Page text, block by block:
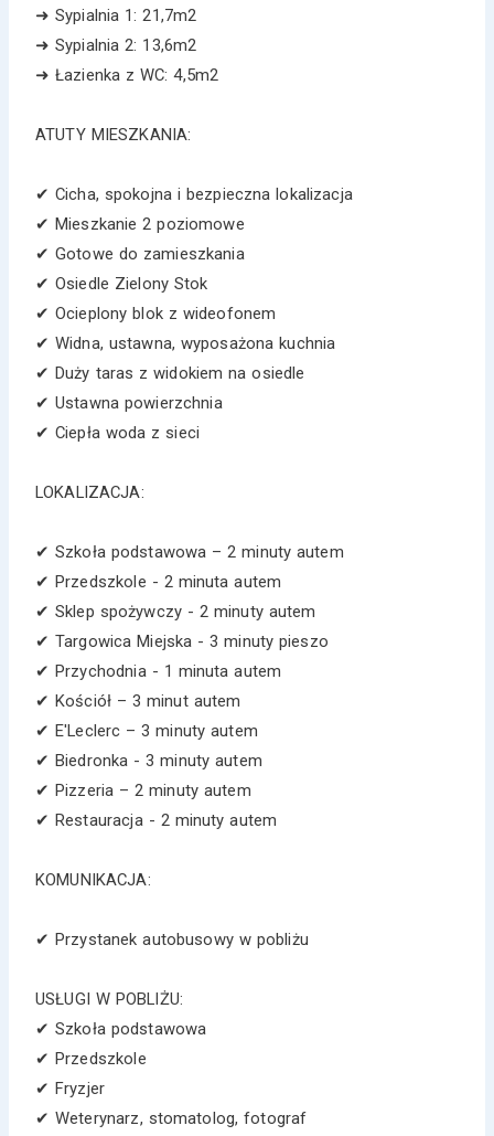
➜ Sypialnia 1: 21,7m2
➜ Sypialnia 2: 13,6m2
➜ Łazienka z WC: 4,5m2
ATUTY MIESZKANIA:
✔ Cicha, spokojna i bezpieczna lokalizacja
✔ Mieszkanie 2 poziomowe
✔ Gotowe do zamieszkania
✔ Osiedle Zielony Stok
✔ Ocieplony blok z wideofonem
✔ Widna, ustawna, wyposażona kuchnia
✔ Duży taras z widokiem na osiedle
✔ Ustawna powierzchnia
✔ Ciepła woda z sieci
LOKALIZACJA:
✔ Szkoła podstawowa – 2 minuty autem
✔ Przedszkole - 2 minuta autem
✔ Sklep spożywczy - 2 minuty autem
✔ Targowica Miejska - 3 minuty pieszo
✔ Przychodnia - 1 minuta autem
✔ Kościół – 3 minut autem
✔ E'Leclerc – 3 minuty autem
✔ Biedronka - 3 minuty autem
✔ Pizzeria – 2 minuty autem
✔ Restauracja - 2 minuty autem
KOMUNIKACJA:
✔ Przystanek autobusowy w pobliżu
USŁUGI W POBLIŻU:
✔ Szkoła podstawowa
✔ Przedszkole
✔ Fryzjer
✔ Weterynarz, stomatolog, fotograf